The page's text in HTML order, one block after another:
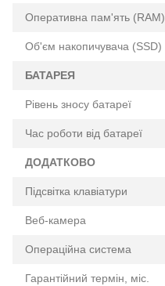
Оперативна пам'ять (RAM)
Об'єм накопичувача (SSD)
БАТАРЕЯ
Рівень зносу батареї
Час роботи від батареї
ДОДАТКОВО
Підсвітка клавіатури
Веб-камера
Операційна система
Гарантійний термін, міс.